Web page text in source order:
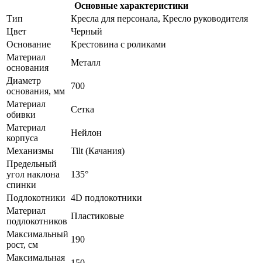
Основные характеристики
Тип
Кресла для персонала, Кресло руководителя
Цвет
Черный
Основание
Крестовина с роликами
Материал
основания
Металл
Диаметр
основания, мм
700
Материал
обивки
Сетка
Материал
корпуса
Нейлон
Механизмы
Tilt (Качания)
Предельный
угол наклона
спинки
135°
Подлокотники 4D подлокотники
Материал
подлокотников
Пластиковые
Максимальный
рост, см
190
Максимальная